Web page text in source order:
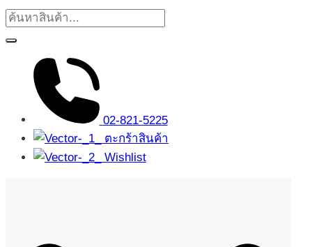
02-821-5225
ตะกร้าสินค้า
Wishlist